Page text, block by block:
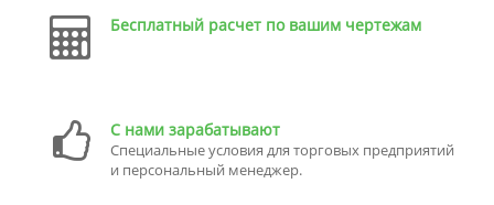
Бесплатный расчет по вашим чертежам
С нами зарабатывают
Специальные условия для торговых предприятий
и персональный менеджер.